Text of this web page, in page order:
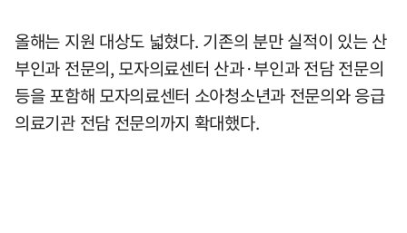
올해는 지원 대상도 넓혔다. 기존의 분만 실적이 있는 산
부인과 전문의, 모자의료센터 산과·부인과 전담 전문의
등을 포함해 모자의료센터 소아청소년과 전문의와 응급
의료기관 전담 전문의까지 확대했다.